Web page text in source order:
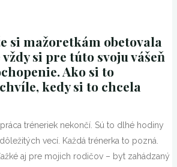
si mažoretkám obetovala
si pre túto svoju vášeň
Ako si to
kedy si to chcela
tréneriek nekončí. Sú to dlhé hodiny
vecí. Každá trénerka to pozná.
aj pre mojich rodičov – byt zahádzaný